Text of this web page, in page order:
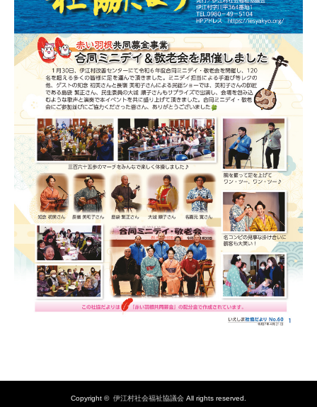
Copyright © 伊江村社会福祉協議会 All rights reserved.